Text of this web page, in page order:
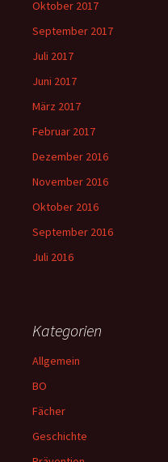
Oktober 2017
September 2017
Juli 2017
Juni 2017
März 2017
Februar 2017
Dezember 2016
November 2016
Oktober 2016
September 2016
Juli 2016
Kategorien
Allgemein
BO
Fächer
Geschichte